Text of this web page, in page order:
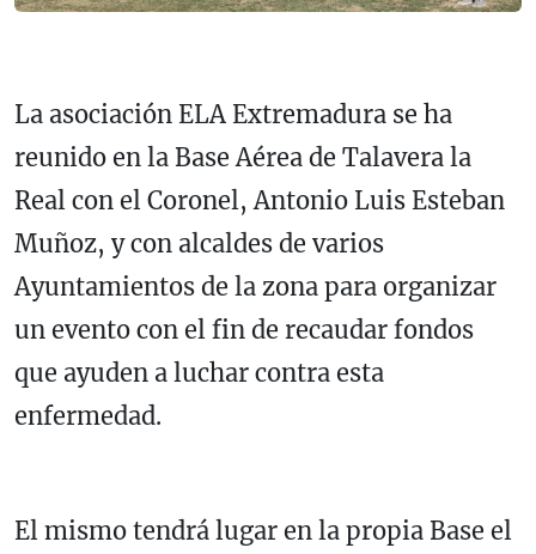
La asociación ELA Extremadura se ha
reunido en la Base Aérea de Talavera la
Real con el Coronel, Antonio Luis Esteban
Muñoz, y con alcaldes de varios
Ayuntamientos de la zona para organizar
un evento con el fin de recaudar fondos
que ayuden a luchar contra esta
enfermedad.
El mismo tendrá lugar en la propia Base el